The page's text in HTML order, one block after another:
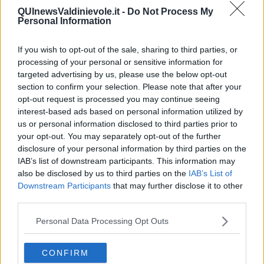
QUInewsValdinievole.it - Do Not Process My
Personal Information
If you wish to opt-out of the sale, sharing to third parties, or
processing of your personal or sensitive information for
targeted advertising by us, please use the below opt-out
section to confirm your selection. Please note that after your
opt-out request is processed you may continue seeing
interest-based ads based on personal information utilized by
us or personal information disclosed to third parties prior to
your opt-out. You may separately opt-out of the further
disclosure of your personal information by third parties on the
IAB’s list of downstream participants. This information may
also be disclosed by us to third parties on the IAB’s List of
Downstream Participants that may further disclose it to other
Personal Data Processing Opt Outs
CONFIRM
C.M. “bécero” non è un termine offensivo, anzi per lui un bécero è
un toscano allo stato di grazia che osa dire a voce alta in piazza
quando passò per Prato il Re di Francia Carlo VIII, quello delle
trombe e delle campane, sceso in Italia per insegnare agli italiani il
rispetto per chi comanda; i miei pratesi non si accontentarono di far
la stima del panno di cui vestiva quel Re, ma dicendo. “a Prato hai
da finire” si voltarono tutti insieme contro il muro per farsi una
pisciatina” (74)
E anche ad Annibale, quando scese a conquistare la Toscana, fu
riservato un trattamento simile: “ Tu sei più buffo di Annibale”
dicono i miei pratesi. Forse perché Annibale era fuligginoso e
aveva un occhio solo (…) nessuna città toscana gli aprì le porte. E
se Annibale volle dormire, gli toccò dormire fuori dell’uscio (…) e se
volle una donna gli toccò farsela venire dall’Africa; tanto che, una
volta fuori dalla Toscana, non ci volle più rimetter piede e preferì
rimanersene a gironzolare e a battagliare per vent’anni nelle Puglie
e nelle Calabrie, dove per mantenersi amici quei popoli, gli bastava
dar spettacolo in piazza, la domenica, con i suoi elefanti
ammaestrati” (77,78)